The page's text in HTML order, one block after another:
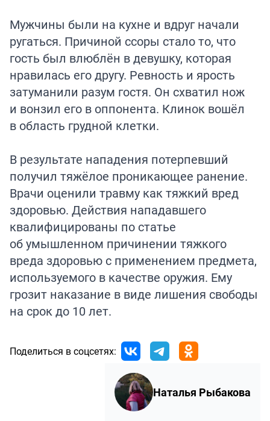
Мужчины были на кухне и вдруг начали
ругаться. Причиной ссоры стало то, что
гость был влюблён в девушку, которая
нравилась его другу. Ревность и ярость
затуманили разум гостя. Он схватил нож
и вонзил его в оппонента. Клинок вошёл
в область грудной клетки.
В результате нападения потерпевший
получил тяжёлое проникающее ранение.
Врачи оценили травму как тяжкий вред
здоровью. Действия нападавшего
квалифицированы по статье
об умышленном причинении тяжкого
вреда здоровью с применением предмета,
используемого в качестве оружия. Ему
грозит наказание в виде лишения свободы
на срок до 10 лет.
Поделиться в соцсетях:
Наталья Рыбакова